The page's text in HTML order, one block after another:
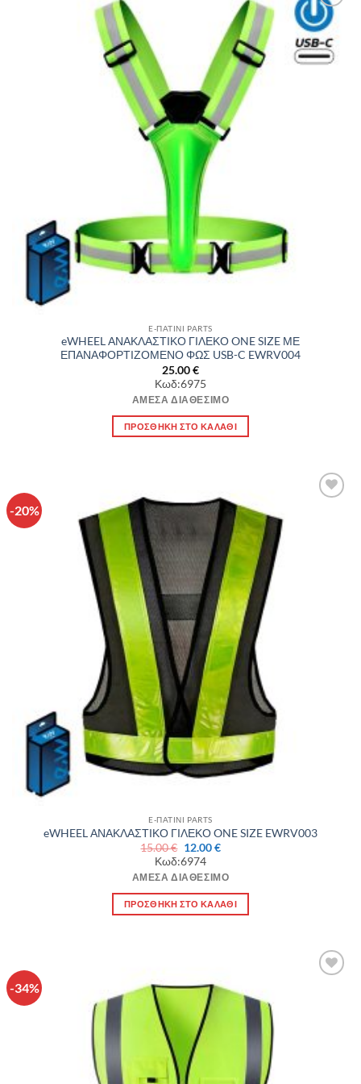
Πρόσθήκη
στην λίστα
επιθυμιών
E-ΠΑΤΙΝΙ PARTS
eWHEEL ΑΝΑΚΛΑΣΤΙΚΟ ΓΙΛΕΚΟ ONE SIZE ΜΕ
ΕΠΑΝΑΦΟΡΤΙΖΟΜΕΝΟ ΦΩΣ USB-C EWRV004
25.00€
Κωδ:6975
ΆΜΕΣΑ ΔΙΑΘΈΣΙΜΟ
ΠΡΟΣΘΉΚΗ ΣΤΟ ΚΑΛΆΘΙ
-20%
E-ΠΑΤΙΝΙ PARTS
eWHEEL ΑΝΑΚΛΑΣΤΙΚΟ ΓΙΛΕΚΟ ONE SIZE EWRV003
15.00€ Original
price
was:
15.00 €.
12.00€Η
είναι:
Κωδ:6974
ΆΜΕΣΑ ΔΙΑΘΈΣΙΜΟ
ΠΡΟΣΘΉΚΗ ΣΤΟ ΚΑΛΆΘΙ
-34%